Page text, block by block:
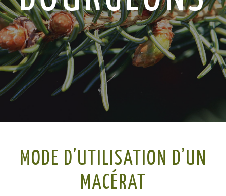
MODE D’UTILISATION D’UN
MACÉRAT